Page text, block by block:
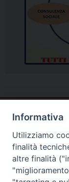
Informativa
Utilizziamo
finalità
altre finalità